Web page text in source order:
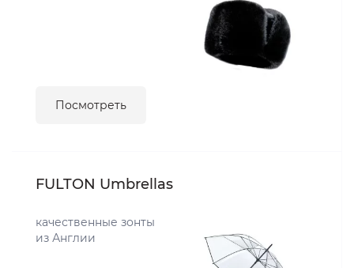
Посмотреть
FULTON Umbrellas
качественные зонты
из Англии